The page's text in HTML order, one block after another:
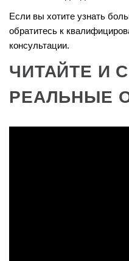
Если вы хотите узнать
обратитесь к
консультации.
ЧИТАЙТЕ И
РЕАЛЬНЫЕ